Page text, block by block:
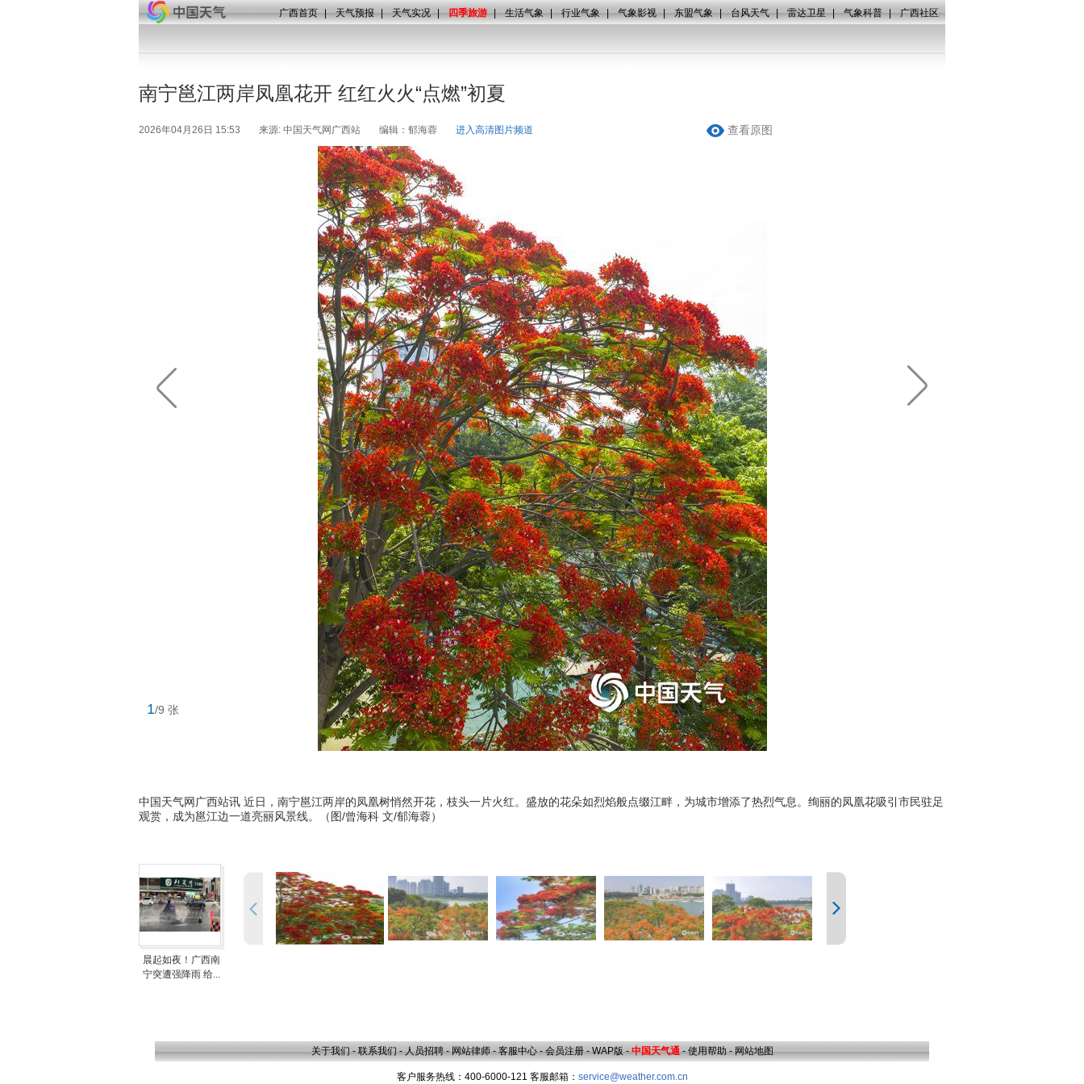
广西首页 | 天气预报 | 天气实况 | 四季旅游 | 生活气象 | 行业气象 | 气象影视 | 东盟气象 | 台风天气 | 雷达卫星 | 气象科普 | 广西社区
南宁邕江两岸凤凰花开 红红火火“点燃”初夏
2026年04月26日 15:53 来源: 中国天气网广西站 编辑：郁海蓉 进入高清图片频道 查看原图
1/9 张
中国天气网广西站讯 近日，南宁邕江两岸的凤凰树悄然开花，枝头一片火红。盛放的花朵如烈焰般点缀江畔，为城市增添了热烈气息。绚丽的凤凰花吸引市民驻足
观赏，成为邕江边一道亮丽风景线。（图/曾海科 文/郁海蓉）
晨起如夜！广西南
宁突遭强降雨 给...
关于我们 - 联系我们 - 人员招聘 - 网站律师 - 客服中心 - 会员注册 - WAP版 - 中国天气通 - 使用帮助 - 网站地图
客户服务热线：400-6000-121 客服邮箱： service@weather.com.cn